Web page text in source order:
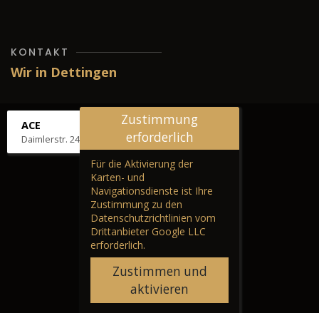
KONTAKT
Wir in Dettingen
ACE
Daimlerstr. 24, 72581 Dettingen
Zustimmung
erforderlich
Für die Aktivierung der
Karten- und
Navigationsdienste ist Ihre
Zustimmung zu den
Datenschutzrichtlinien vom
Drittanbieter Google LLC
erforderlich.
Zustimmen und
aktivieren